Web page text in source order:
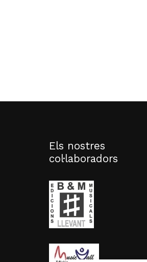
Els nostres
col·laboradors